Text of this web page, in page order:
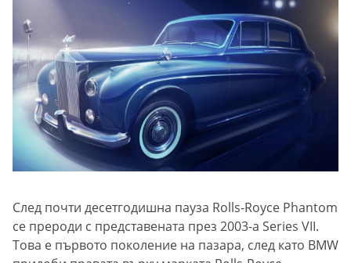
След почти десетгодишна пауза Rolls-Royce Phantom
се прероди с представената през 2003-а Series VII.
Това е първото поколение на пазара, след като BMW